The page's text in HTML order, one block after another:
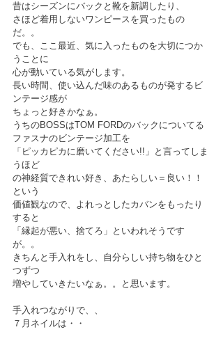
昔はシーズンにバックと靴を新調したり、
さほど着用しないワンピースを買ったもの
だ。。
でも、ここ最近、気に入ったものを大切につか
うことに
心が動いている気がします。
長い時間、使い込んだ味のあるものが発するビ
ンテージ感が
ちょっと好きかなぁ。
うちのBOSSはTOM FORDのバックについてる
ファスナのビンテージ加工を
「ピッカピカに磨いてください!!」と言ってしま
うほど
の神経質できれい好き、あたらしい＝良い！！
という
価値観なので、よれっとしたカバンをもったり
すると
「縁起が悪い、捨てろ」といわれそうです
が。。
きちんと手入れをし、自分らしい持ち物をひと
つずつ
増やしていきたいなぁ。。と思います。
手入れつながりで、、
７月ネイルは・・